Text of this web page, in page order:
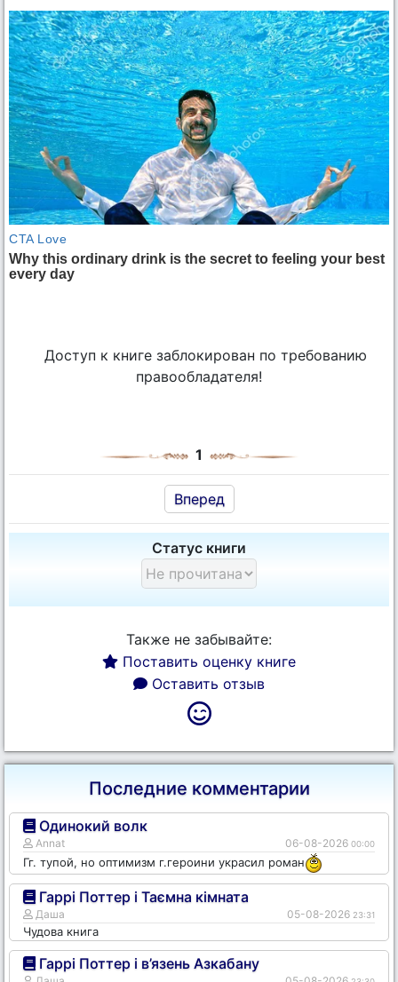
Доступ к книге заблокирован по требованию
правообладателя!
1
Вперед
Статус книги
Также не забывайте:
Поставить оценку книге
Оставить отзыв
Последние комментарии
Одинокий волк
Annat 06-08-2026 00:00
Гг. тупой, но оптимизм г.героини украсил роман
Гаррі Поттер і Таємна кімната
Даша 05-08-2026 23:31
Чудова книга
Гаррі Поттер і в’язень Азкабану